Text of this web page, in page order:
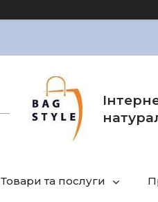
Товари та послуги